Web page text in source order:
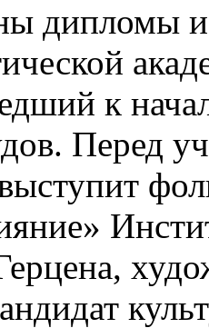
дипломы
к
Перед